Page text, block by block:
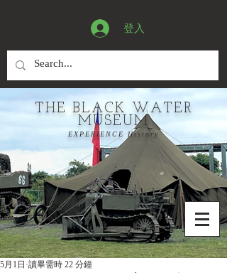
登入
THE BLACK WATER
MUSEUM
EXPERIENCE History
5月1日 讀畢需時 22 分鐘